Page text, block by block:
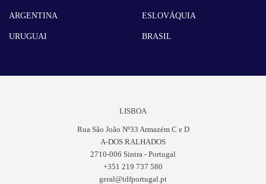
ARGENTINA
URUGUAI
ESLOVÁQUIA
BRASIL
LISBOA
Rua São João Nº33 Armazém C e D
A-DOS RALHADOS
2710-006 Sintra - Portugal
+351 219 737 580
geral@tdfportugal.pt